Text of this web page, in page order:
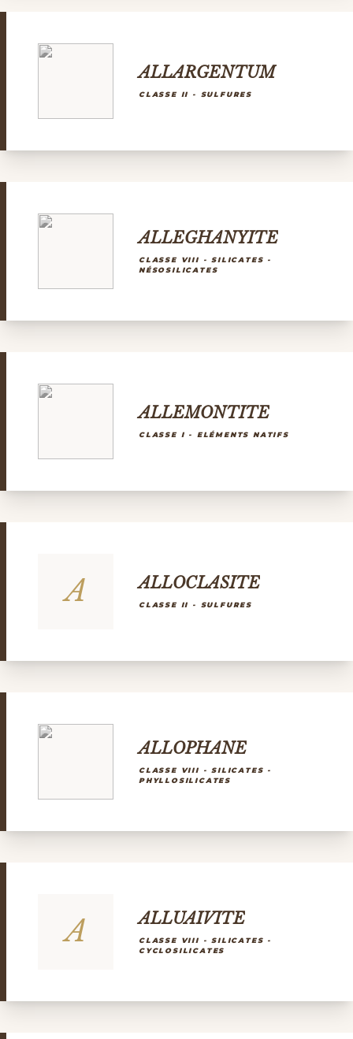
ALLARGENTUM
CLASSE II - SULFURES
ALLEGHANYITE
CLASSE VIII - SILICATES -
NÉSOSILICATES
ALLEMONTITE
CLASSE I - ELÉMENTS NATIFS
A ALLOCLASITE
CLASSE II - SULFURES
ALLOPHANE
CLASSE VIII - SILICATES -
PHYLLOSILICATES
A ALLUAIVITE
CLASSE VIII - SILICATES -
CYCLOSILICATES